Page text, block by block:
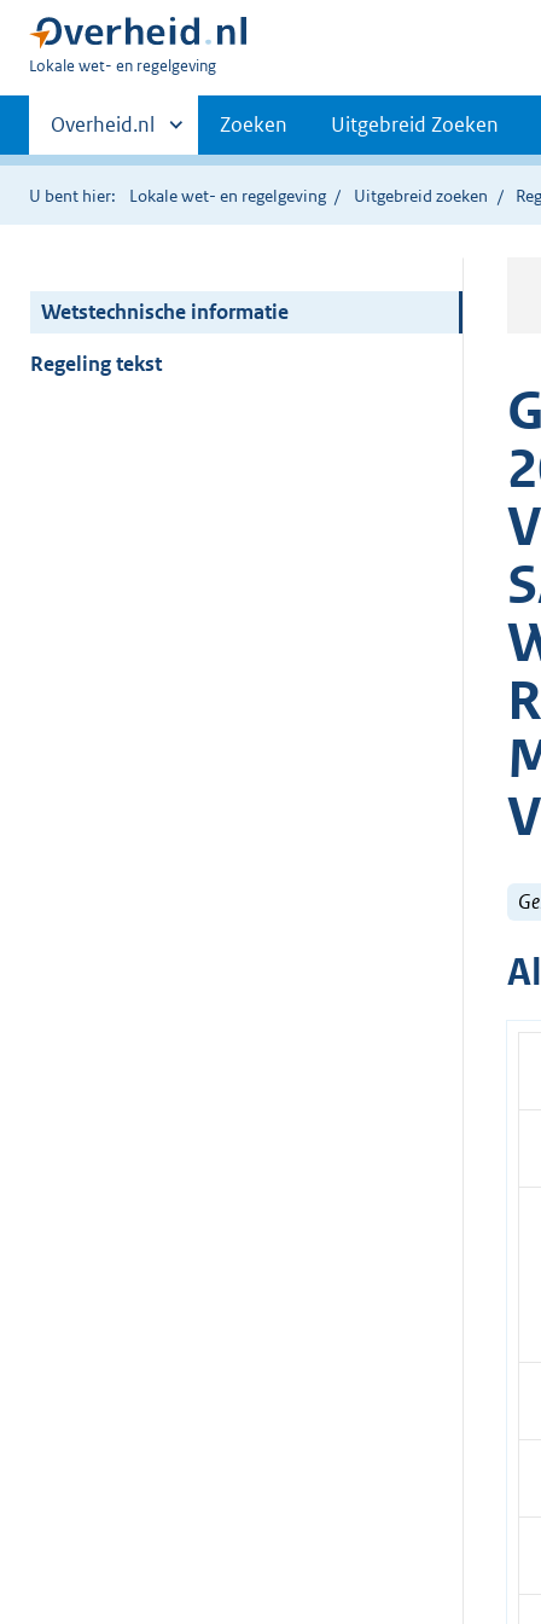
U
hier:
Lokale wet- en regelgeving
Primaire
navigatie
Andere
sites
binnen
Overheid.nl Zoeken Uitgebreid Zoeken
U bent hier: Lokale wet- en regelgeving Uitgebreid zoeken
Wetstechnische informatie
Regeling tekst